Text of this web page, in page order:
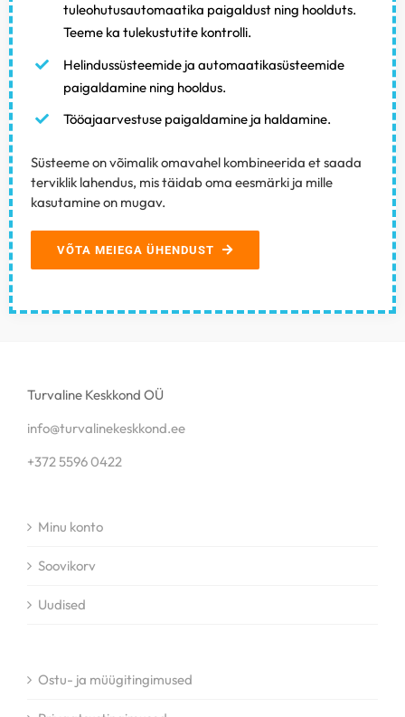
tuleohutusautomaatika paigaldust ning hoolduts.
Teeme ka tulekustutite kontrolli.
Helindussüsteemide ja automaatikasüsteemide
paigaldamine ning hooldus.
Tööajaarvestuse paigaldamine ja haldamine.
Süsteeme on võimalik omavahel kombineerida et saada
terviklik lahendus, mis täidab oma eesmärki ja mille
kasutamine on mugav.
VÕTA MEIEGA ÜHENDUST
Turvaline Keskkond OÜ
info@turvalinekeskkond.ee
+372 5596 0422
Minu konto
Soovikorv
Uudised
Ostu- ja müügitingimused